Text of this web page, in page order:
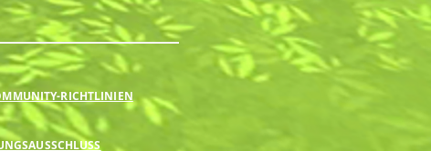
RICHTLINIEN